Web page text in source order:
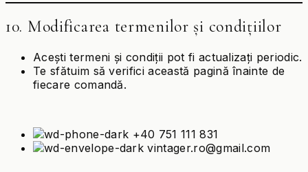
10. Modificarea termenilor și condițiilor
Acești termeni și condiții pot fi actualizați periodic.
Te sfătuim să verifici această pagină înainte de
fiecare comandă.
+40 751 111 831
vintager.ro@gmail.com